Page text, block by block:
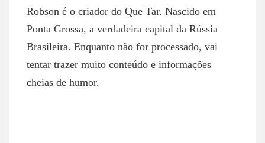
Robson é o criador do Que Tar. Nascido em
Ponta Grossa, a verdadeira capital da Rússia
Brasileira. Enquanto não for processado, vai
tentar trazer muito conteúdo e informações
cheias de humor.